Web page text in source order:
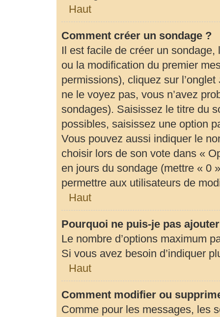
Haut
Comment créer un sondage ?
Il est facile de créer un sondage,
ou la modification du premier
permissions), cliquez sur l’onglet
ne le voyez pas, vous n’avez
sondages). Saisissez le titre du
possibles, saisissez une option
Vous pouvez aussi indiquer le
choisir lors de son vote dans «
en jours du sondage (mettre « 0
permettre aux utilisateurs de
Haut
Pourquoi ne puis-je pas
Le nombre d’options maximum
Si vous avez besoin d’indiquer
Haut
Comment modifier ou
Comme pour les messages, les